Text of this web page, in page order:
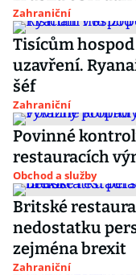
Zahraniční
Tisícům
uzavření.
šéf
Zahraniční
Povinné
restauracích
Obchod a služby
Britské
nedostatku
zejména brexit
Zahraniční